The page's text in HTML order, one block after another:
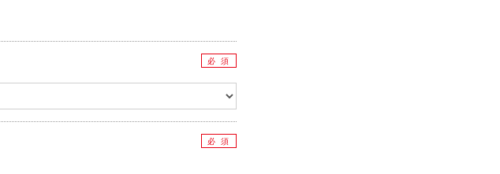
必 須
必 須